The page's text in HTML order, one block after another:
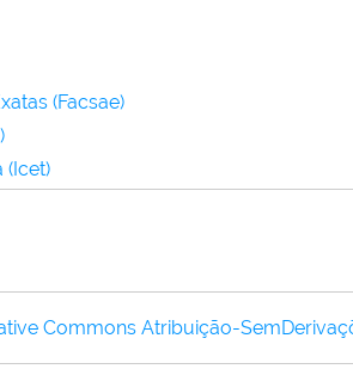
(Facsae)
(Icet)
Commons Atribuição-